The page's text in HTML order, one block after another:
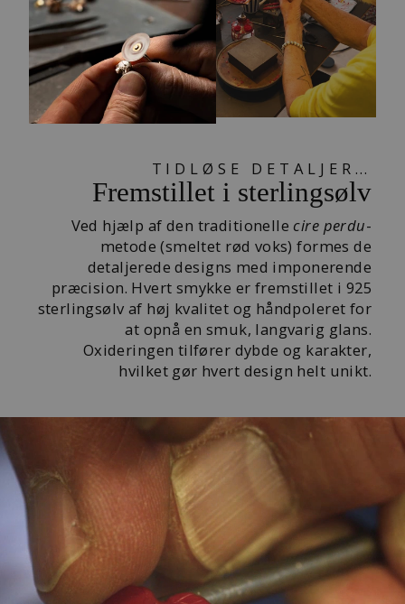
TIDLØSE DETALJER…
Fremstillet i sterlingsølv
Ved hjælp af den traditionelle cire perdu-
metode (smeltet rød voks) formes de
detaljerede designs med imponerende
præcision. Hvert smykke er fremstillet i 925
sterlingsølv af høj kvalitet og håndpoleret for
at opnå en smuk, langvarig glans.
Oxideringen tilfører dybde og karakter,
hvilket gør hvert design helt unikt.